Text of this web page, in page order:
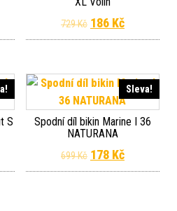
was: 489 Kč.
price is: 125 Kč.
729Kč Original price
186 KčCurrent
S
was: 649 Kč.
price is: 166 Kč.
Sleva!
Spodní díl bikin Marine I 36
NATURANA
699Kč Original price
178 KčCurrent